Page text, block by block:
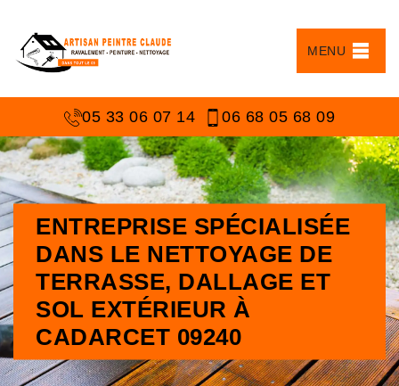
MENU
05 33 06 07 14 06 68 05 68 09
ENTREPRISE SPÉCIALISÉE
DANS LE NETTOYAGE DE
TERRASSE, DALLAGE ET
SOL EXTÉRIEUR À
CADARCET 09240